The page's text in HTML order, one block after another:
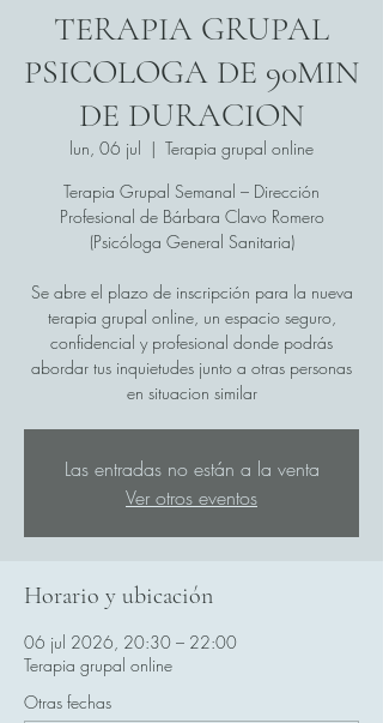
TERAPIA GRUPAL
PSICOLOGA DE 90MIN
DE DURACION
lun, 06 jul
  |
Terapia grupal online
Terapia Grupal Semanal – Dirección
Profesional de Bárbara Clavo Romero
(Psicóloga General Sanitaria)
Se abre el plazo de inscripción para la nueva
terapia grupal online, un espacio seguro,
confidencial y profesional donde podrás
abordar tus inquietudes junto a otras personas
en situacion similar
Las entradas no están a la venta
Ver otros eventos
Horario y ubicación
06 jul 2026, 20:30 – 22:00
Terapia grupal online
Otras fechas